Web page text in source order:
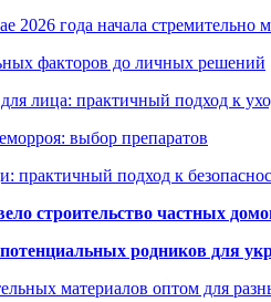
2026 года начала стремительно
факторов до личных решений
лица: практичный подход к
выбор препаратов
практичный подход к
строительство частных
родников для
материалов оптом для